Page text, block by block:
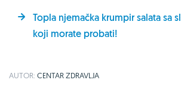
Topla njemačka krumpir salata sa
koji morate probati!
AUTOR: CENTAR ZDRAVLJA